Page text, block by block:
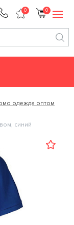
0 0
одежда оптом
синий